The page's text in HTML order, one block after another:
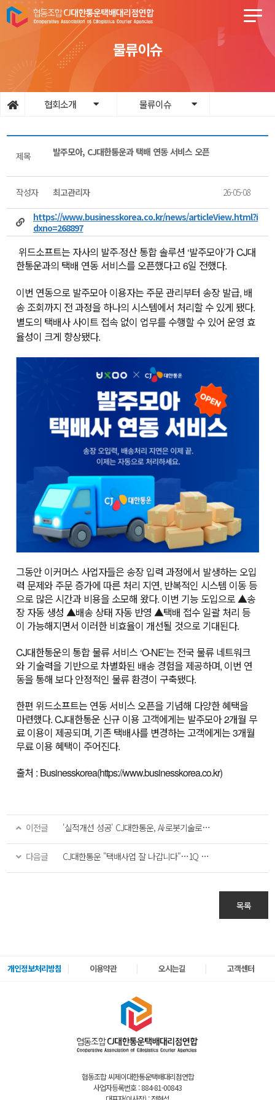
물류이슈
협회소개 물류이슈
제목 발주모아, CJ대한통운과 택배 연동 서비스 오픈
작성자 최고관리자
26-05-08
https://www.businesskorea.co.kr/news/articleView.html?i
dxno=268897
위드소프트는 자사의 발주·정산 통합 솔루션 ‘발주모아’가 CJ대
한통운과의 택배 연동 서비스를 오픈했다고 6일 전했다.
이번 연동으로 발주모아 이용자는 주문 관리부터 송장 발급, 배
송 조회까지 전 과정을 하나의 시스템에서 처리할 수 있게 됐다.
별도의 택배사 사이트 접속 없이 업무를 수행할 수 있어 운영 효
율성이 크게 향상됐다.
그동안 이커머스 사업자들은 송장 입력 과정에서 발생하는 오입
력 문제와 주문 증가에 따른 처리 지연, 반복적인 시스템 이동 등
으로 많은 시간과 비용을 소모해 왔다. 이번 기능 도입으로 ▲송
장 자동 생성 ▲배송 상태 자동 반영 ▲택배 접수 일괄 처리 등
이 가능해지면서 이러한 비효율이 개선될 것으로 기대된다.
CJ대한통운의 통합 물류 서비스 ‘O-NE’는 전국 물류 네트워크
와 기술력을 기반으로 차별화된 배송 경험을 제공하며, 이번 연
동을 통해 보다 안정적인 물류 환경이 구축됐다.
한편 위드소프트는 연동 서비스 오픈을 기념해 다양한 혜택을
마련했다. CJ대한통운 신규 이용 고객에게는 발주모아 2개월 무
료 이용이 제공되며, 기존 택배사를 변경하는 고객에게는 3개월
무료 이용 혜택이 주어진다.
출처 : Businesskorea(https://www.businesskorea.co.kr)
이전글 '실적개선 성공' CJ대한통운, AI·로봇기술로 승부수
다음글 CJ대한통운 "택배사업 잘 나갑니다"…1Q 영업익 22% 증가 전망
목록
개인정보처리방침 이용약관 오시는길 고객센터
협동조합 씨제이대한통운택배대리점연합
사업자등록번호 : 884-81-00843